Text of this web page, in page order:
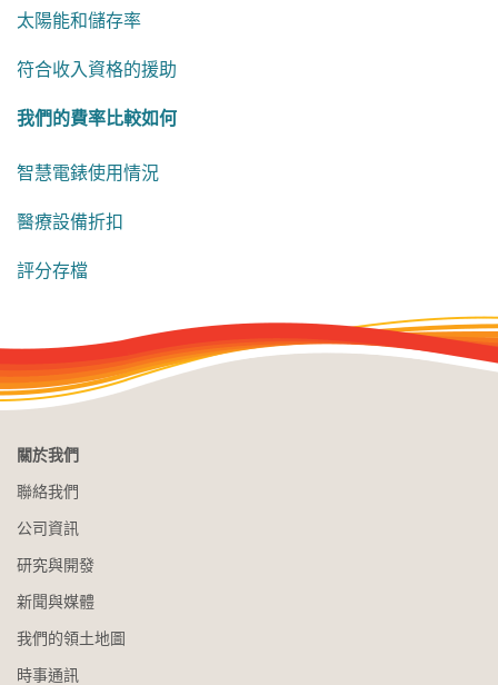
太陽能和儲存率
符合收入資格的援助
我們的費率比較如何
智慧電錶使用情況
醫療設備折扣
評分存檔
關於我們
聯絡我們
公司資訊
研究與開發
新聞與媒體
我們的領土地圖
時事通訊